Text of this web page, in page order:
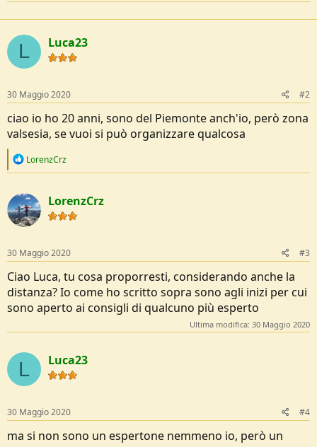
L Luca23
30 Maggio 2020 #2
ciao io ho 20 anni, sono del Piemonte anch'io, però zona
valsesia, se vuoi si può organizzare qualcosa
R
c
t
i
o
s
:
LorenzCrz
LorenzCrz
30 Maggio 2020 #3
Ciao Luca, tu cosa proporresti, considerando anche la
distanza? Io come ho scritto sopra sono agli inizi per cui
sono aperto ai consigli di qualcuno più esperto
Ultima modifica: 30 Maggio 2020
L Luca23
30 Maggio 2020 #4
ma si non sono un espertone nemmeno io, però un